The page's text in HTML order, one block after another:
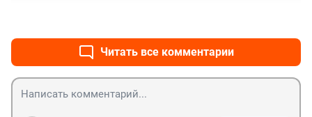
Читать все комментарии